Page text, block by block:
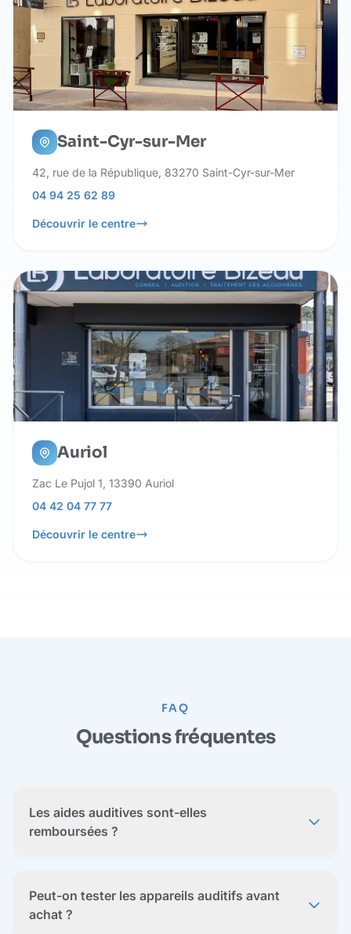
Saint-Cyr-sur-Mer
42, rue de la République, 83270 Saint-Cyr-sur-Mer
04 94 25 62 89
Découvrir le centre
Auriol
Zac Le Pujol 1, 13390 Auriol
04 42 04 77 77
Découvrir le centre
FAQ
Questions fréquentes
Les aides auditives sont-elles
remboursées ?
Peut-on tester les appareils auditifs avant
achat ?